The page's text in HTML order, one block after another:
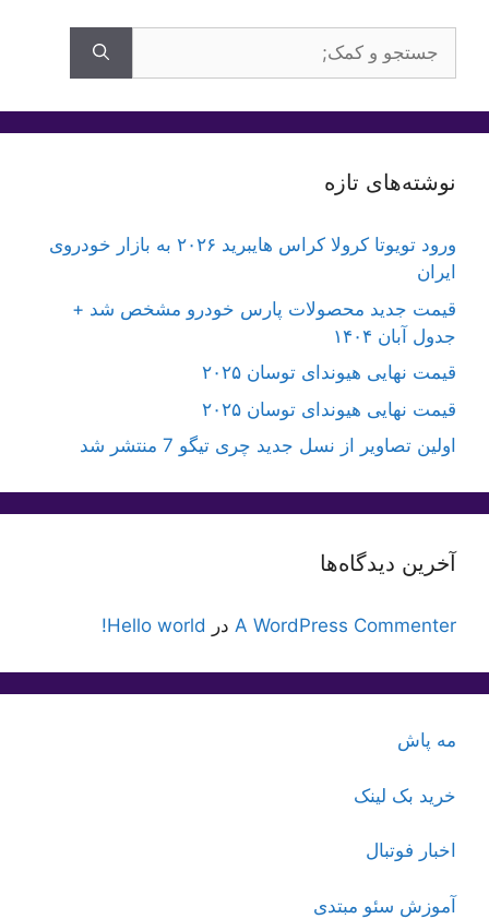
برای:
نوشته‌های تازه
ورود تویوتا کرولا کراس هایبرید ۲۰۲۶ به بازار خودروی
ایران
قیمت جدید محصولات پارس خودرو مشخص شد +
جدول آبان ۱۴۰۴
قیمت نهایی هیوندای توسان ۲۰۲۵
قیمت نهایی هیوندای توسان ۲۰۲۵
اولین تصاویر از نسل جدید چری تیگو 7 منتشر شد
آخرین دیدگاه‌ها
A WordPress Commenter در Hello world!
مه پاش
خرید بک لینک
اخبار فوتبال
آموزش سئو مبتدی